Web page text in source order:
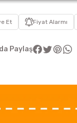
Et Fiyat Alarmı
Paylaş